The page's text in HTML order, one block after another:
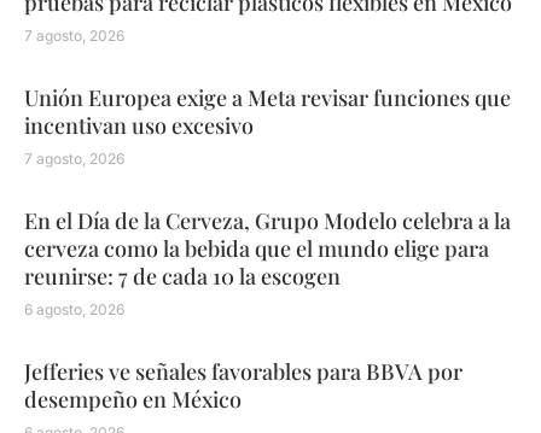
7 agosto, 2026
Unión Europea exige a Meta revisar funciones que
incentivan uso excesivo
7 agosto, 2026
En el Día de la Cerveza, Grupo Modelo celebra a la
cerveza como la bebida que el mundo elige para
reunirse: 7 de cada 10 la escogen
6 agosto, 2026
Jefferies ve señales favorables para BBVA por
desempeño en México